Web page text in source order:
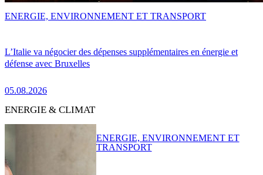
L’Italie va négocier des dépenses supplémentaires en énergie et
défense avec Bruxelles
05.08.2026
ENERGIE, ENVIRONNEMENT ET TRANSPORT
ENERGIE & CLIMAT
ENERGIE, ENVIRONNEMENT ET
TRANSPORT